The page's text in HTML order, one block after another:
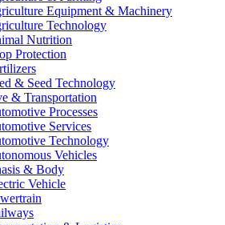
Equipment & Machinery
Technology
Nutrition
Protection
& Seed Technology
& Transportation
Processes
Services
Technology
Vehicles
& Body
Vehicle